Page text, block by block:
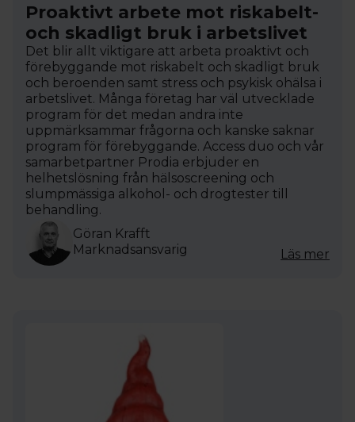
Proaktivt arbete mot riskabelt-
och skadligt bruk i arbetslivet
Det blir allt viktigare att arbeta proaktivt och
förebyggande mot riskabelt och skadligt bruk
och beroenden samt stress och psykisk ohälsa i
arbetslivet. Många företag har väl utvecklade
program för det medan andra inte
uppmärksammar frågorna och kanske saknar
program för förebyggande. Access duo och vår
samarbetpartner Prodia erbjuder en
helhetslösning från hälsoscreening och
slumpmässiga alkohol- och drogtester till
behandling.
Göran Krafft
Marknadsansvarig
Läs mer